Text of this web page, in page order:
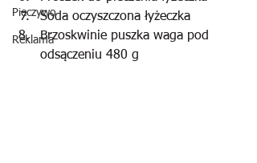
Pieczywo
Reklama
Soda oczyszczona łyżeczka
Brzoskwinie puszka waga pod
odsączeniu 480 g